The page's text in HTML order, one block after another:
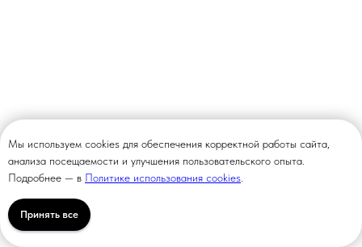
Мы используем cookies для обеспечения корректной работы сайта,
анализа посещаемости и улучшения пользовательского опыта.
Подробнее — в Политике использования cookies.
Принять все